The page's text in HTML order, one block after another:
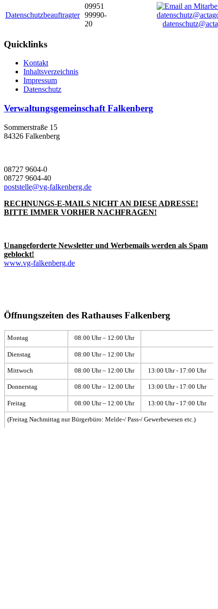
Datenschutzbeauftragter
09951
99990-
20
Quicklinks
Kontakt
Inhaltsverzeichnis
Impressum
Datenschutz
Verwaltungsgemeinschaft Falkenberg
Sommerstraße 15
84326 Falkenberg
08727 9604-0
08727 9604-40
poststelle@vg-falkenberg.de
RECHNUNGS-E-MAILS NICHT AN DIESE ADRESSE!
BITTE IMMER VORHER NACHFRAGEN!
Unangeforderte Newsletter und Werbemails werden als Spam
geblockt!
www.vg-falkenberg.de
Öffnungszeiten des Rathauses Falkenberg
Montag 08:00 Uhr – 12:00 Uhr
Dienstag 08:00 Uhr – 12:00 Uhr
Mittwoch 08:00 Uhr – 12:00 Uhr 13:00 Uhr - 17:00 Uhr
Donnerstag 08:00 Uhr – 12:00 Uhr 13:00 Uhr - 17:00 Uhr
Freitag 08:00 Uhr – 12:00 Uhr 13:00 Uhr - 17:00 Uhr
(Freitag Nachmittag nur Bürgerbüro: Melde-/ Pass-/ Gewerbewesen etc.)